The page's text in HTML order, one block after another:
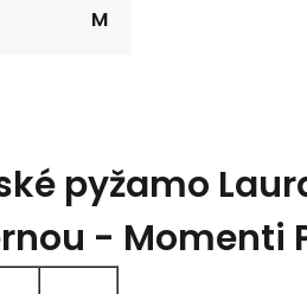
M
pyžamo
- Momenti